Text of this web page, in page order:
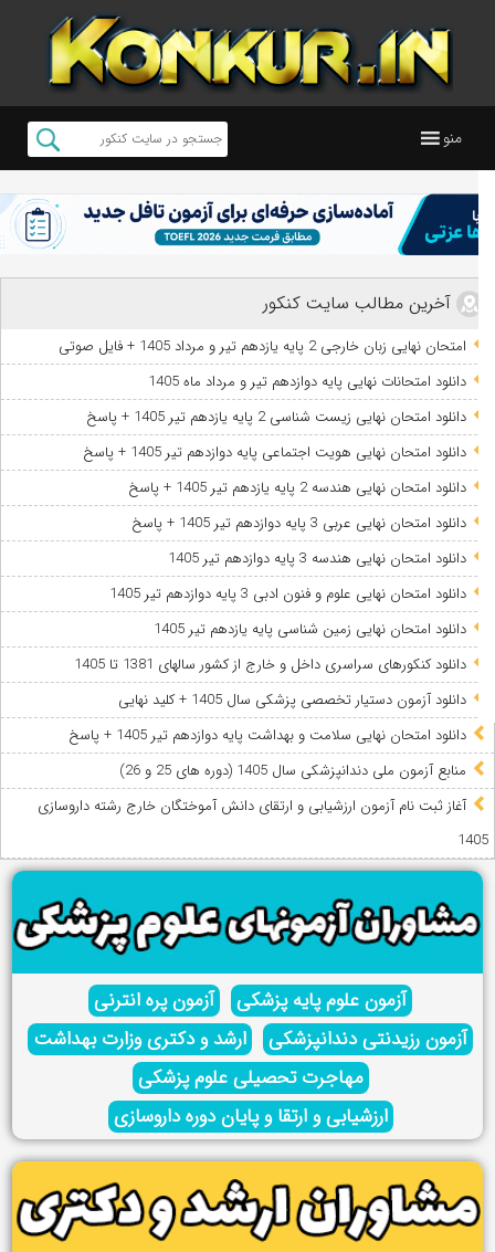
منو
آخرین مطالب سایت کنکور
امتحان نهایی زبان خارجی 2 پایه یازدهم تیر و مرداد 1405 + فایل صوتی
دانلود امتحانات نهایی پایه دوازدهم تیر و مرداد ماه 1405
دانلود امتحان نهایی زیست شناسی 2 پایه یازدهم تیر 1405 + پاسخ
دانلود امتحان نهایی هویت اجتماعی پایه دوازدهم تیر 1405 + پاسخ
دانلود امتحان نهایی هندسه 2 پایه یازدهم تیر 1405 + پاسخ
دانلود امتحان نهایی عربی 3 پایه دوازدهم تیر 1405 + پاسخ
دانلود امتحان نهایی هندسه 3 پایه دوازدهم تیر 1405
دانلود امتحان نهایی علوم و فنون ادبی 3 پایه دوازدهم تیر 1405
دانلود امتحان نهایی زمین شناسی پایه یازدهم تیر 1405
دانلود کنکورهای سراسری داخل و خارج از کشور سالهای 1381 تا 1405
دانلود آزمون دستیار تخصصی پزشکی سال 1405 + کلید نهایی
دانلود امتحان نهایی سلامت و بهداشت پایه دوازدهم تیر 1405 + پاسخ
ﻣﻨﺎﺑﻊ آزﻣﻮن ﻣﻠﯽ دندانپزشکی سال 1405 (دوره های 25 و 26)
آغاز ثبت نام آزمون‌ ارزشیابی و ارتقای دانش آموختگان خارج رشته داروسازی
1405
آزمون علوم پایه پزشکی
آزمون پره انترنی
آزمون رزیدنتی دندانپزشکی
ارشد و دکتری وزارت بهداشت
مهاجرت تحصیلی علوم پزشکی
ارزشیابی و ارتقا و پایان دوره داروسازی